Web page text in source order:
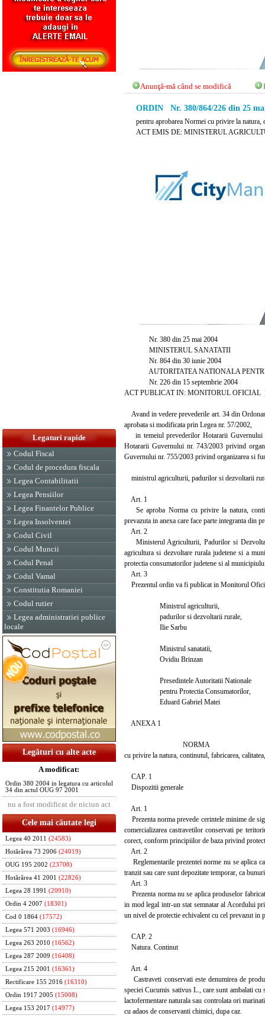
Legaturi rapide
Codul Fiscal
Codul de procedura fiscala
Legea Contabilitatii
Legea Pensiilor
Legea Finantelor Publice
Legea Insolventei
Codul Civil
Codul Muncii
Codul Penal
Codul Vamal
Constitutia Romaniei
Codul rutier
Legea administratiei publice
locale
Legături cu alte acte
A modificat:
Ordin 380 2004 in legatura cu articolul
34 din actul OUG 97 2001
nu a fost modificat de niciun act
Cele mai căutate legi
Legea 40 2011 (24583)
Hotărârea 73 2006 (24019)
OUG 195 2002 (23708)
Hotărârea 41 2001 (22826)
Legea 28 1991 (20910)
Ordin 4 2007 (18301)
Cod 0 1864 (17572)
Legea 571 2003 (16946)
Legea 263 2010 (16562)
Legea 287 2009 (16408)
Legea 215 2001 (16361)
Rectificare 155 2016 (16310)
Ordin 1917 2005 (15008)
Legea 153 2017 (14977)
Anunţă-mă când se modifică
ORDIN Nr. 380/864/226 din 25
pentru aprobarea Normei cu privire la natura,
ACT EMIS DE: MINISTERUL
Nr. 380 din 25 mai 2004
MINISTERUL SANATATII
Nr. 864 din 30 iunie 2004
AUTORITATEA NATIONALA PENTRU
Nr. 226 din 15 septembrie 2004
ACT PUBLICAT IN: MONITORUL OFICIAL
Avand in vedere prevederile art. 34 din
aprobata si modificata prin Legea nr. 57/2002,
in temeiul prevederilor Hotararii Guvernului
Hotararii Guvernului nr. 743/2003 privind
Guvernului nr. 755/2003 privind organizarea si
ministrul agriculturii, padurilor si dezvoltarii
Art. 1
Se aproba Norma cu privire la natura,
prevazuta in anexa care face parte integranta din
Art. 2
Ministerul Agriculturii, Padurilor si
agricultura si dezvoltare rurala judetene si a
protectia consumatorilor judetene si al
Art. 3
Prezentul ordin va fi publicat in Monitorul
Ministrul agriculturii,
padurilor si dezvoltarii rurale,
Ilie Sarbu
Ministrul sanatatii,
Ovidiu Brinzan
Presedintele Autoritatii Nationale
pentru Protectia Consumatorilor,
Eduard Gabriel Matei
ANEXA 1
NORMA
cu privire la natura, continutul, fabricarea,
CAP. 1
Dispozitii generale
Art. 1
Prezenta norma prevede cerintele minime de
comercializarea castravetilor conservati pe
corect, conform principiilor de baza privind
Art. 2
Reglementarile prezentei norme nu se aplica
tranzit sau care sunt depozitate temporar, ca
Art. 3
Prezenta norma nu se aplica produselor
in mod legal intr-un stat semnatar al Acordului
un nivel de protectie echivalent cu cel prevazut in
CAP. 2
Natura. Continut
Art. 4
Castraveti conservati este denumirea de
speciei Cucumis sativus L., care sunt ambalati
lactofermentare naturala sau controlata ori
cu adaos de conservanti chimici, dupa caz.